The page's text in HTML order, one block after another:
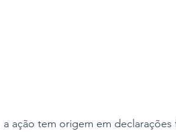
ação tem origem em